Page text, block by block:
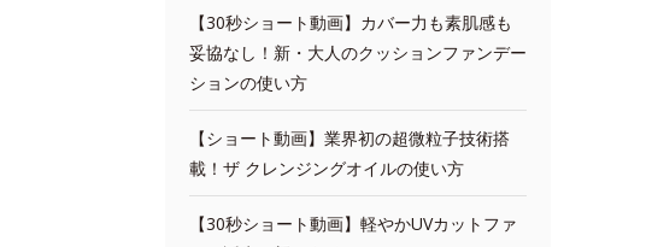
【30秒ショート動画】カバー力も素肌感も
妥協なし！新・大人のクッションファンデー
ションの使い方
【ショート動画】業界初の超微粒子技術搭
載！ザ クレンジングオイルの使い方
【30秒ショート動画】軽やかUVカットファ